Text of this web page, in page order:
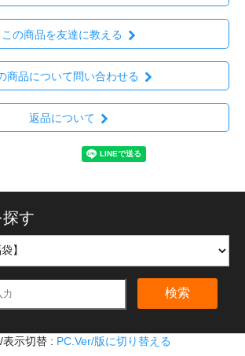
この商品を友達に教える
商品について問い合わせる
返品について
す
検索
表示切替 : PC.Ver/版に切り替える